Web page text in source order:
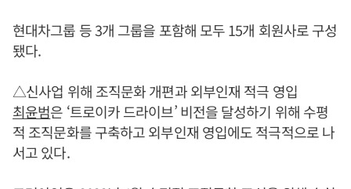
현대차그룹 등 3개 그룹을 포함해 모두 15개 회원사로 구성
됐다.
△신사업 위해 조직문화 개편과 외부인재 적극 영입
최윤범은 ‘트로이카 드라이브’ 비전을 달성하기 위해 수평
적 조직문화를 구축하고 외부인재 영입에도 적극적으로 나
서고 있다.